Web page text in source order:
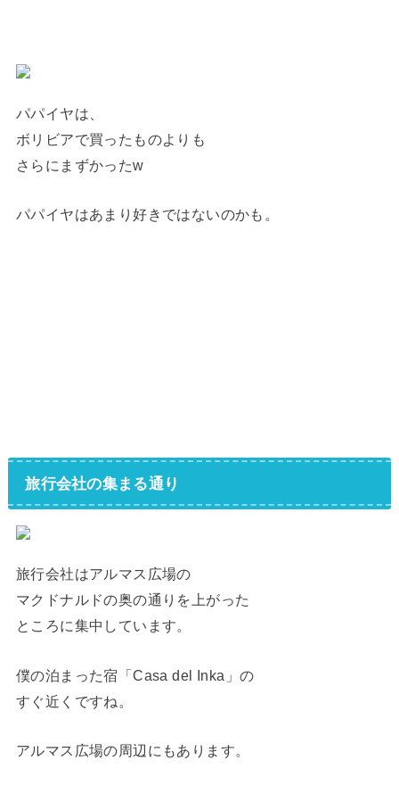
パパイヤは、
ボリビアで買ったものよりも
さらにまずかったw
パパイヤはあまり好きではないのかも。
旅行会社の集まる通り
旅行会社はアルマス広場の
マクドナルドの奥の通りを上がった
ところに集中しています。
僕の泊まった宿「Casa del Inka」の
すぐ近くですね。
アルマス広場の周辺にもあります。